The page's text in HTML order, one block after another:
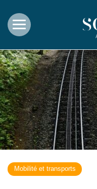
Mobilité et transports